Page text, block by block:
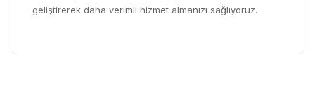
geliştirerek daha verimli hizmet almanızı sağlıyoruz.